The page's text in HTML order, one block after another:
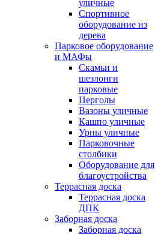
уличные
Спортивное
оборудование из
дерева
Парковое оборудование
и МАФы
Скамьи и
шезлонги
парковые
Перголы
Вазоны уличные
Кашпо уличные
Урны уличные
Парковочные
столбики
Оборудование для
благоустройства
Террасная доска
Террасная доска
ДПК
Заборная доска
Заборная доска